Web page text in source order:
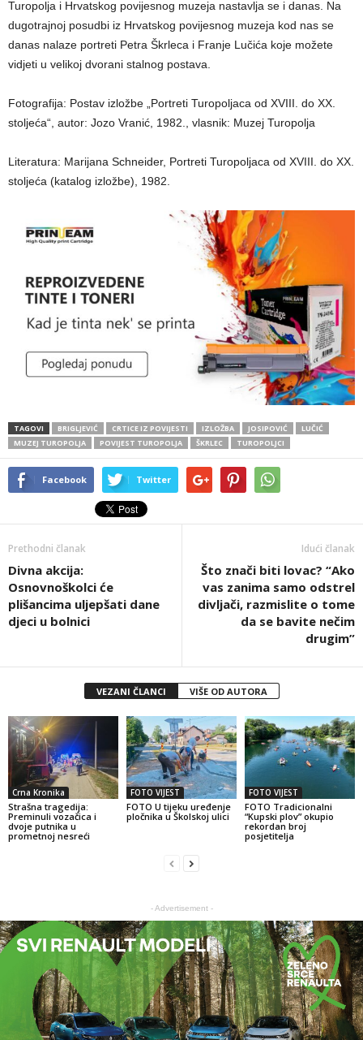
Turopolja i Hrvatskog povijesnog muzeja nastavlja se i danas. Na
dugotrajnoj posudbi iz Hrvatskog povijesnog muzeja kod nas se
danas nalaze portreti Petra Škrleca i Franje Lučića koje možete
vidjeti u velikoj dvorani stalnog postava.
Fotografija: Postav izložbe „Portreti Turopoljaca od XVIII. do XX.
stoljeća“, autor: Jozo Vranić, 1982., vlasnik: Muzej Turopolja
Literatura: Marijana Schneider, Portreti Turopoljaca od XVIII. do XX.
stoljeća (katalog izložbe), 1982.
TAGOVI BRIGLJEVIĆ CRTICE IZ POVIJESTI IZLOŽBA JOSIPOVIĆ
LUČIĆ
MUZEJ TUROPOLJA
POVIJEST TUROPOLJA ŠKRLEC TUROPOLJCI
Facebook Twitter
Prethodni članak
Divna akcija:
Osnovnoškolci će
plišancima uljepšati dane
djeci u bolnici
Idući članak
Što znači biti lovac? “Ako
vas zanima samo odstrel
divljači, razmislite o tome
da se bavite nečim
drugim”
VEZANI ČLANCI VIŠE OD AUTORA
Crna Kronika
Strašna tragedija:
Preminuli vozačica i
dvoje putnika u
prometnoj nesreći
FOTO VIJEST
FOTO U tijeku uređenje
pločnika u Školskoj ulici
FOTO VIJEST
FOTO Tradicionalni
“Kupski plov” okupio
rekordan broj
posjetitelja
- Advertisement -